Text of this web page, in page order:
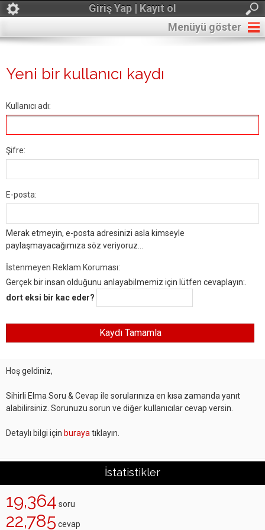
Giriş Yap | Kayıt ol
Menüyü göster
Yeni bir kullanıcı kaydı
Kullanıcı adı:
Şifre:
E-posta:
Merak etmeyin, e-posta adresinizi asla kimseyle
paylaşmayacağımıza söz veriyoruz...
İstenmeyen Reklam Koruması:
Gerçek bir insan olduğunu anlayabilmemiz için lütfen cevaplayın:.
dort eksi bir kac eder?
Hoş geldiniz,
Sihirli Elma Soru & Cevap ile sorularınıza en kısa zamanda yanıt
alabilirsiniz. Sorunuzu sorun ve diğer kullanıcılar cevap versin.
Detaylı bilgi için buraya tıklayın.
İstatistikler
19,364 soru
22,785 cevap